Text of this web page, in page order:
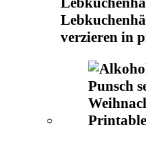
verzieren in